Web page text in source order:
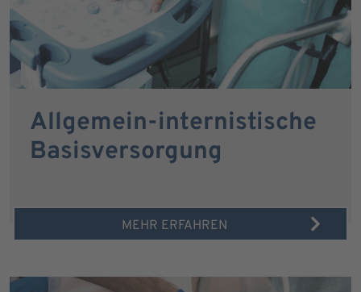
Allgemein-internistische
Basisversorgung
MEHR ERFAHREN